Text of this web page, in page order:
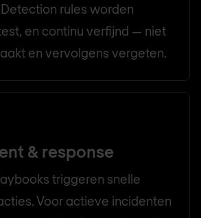
rules worden
en continu verfijnd — niet
en vervolgens vergeten.
& response
triggeren snelle
Voor actieve incidenten